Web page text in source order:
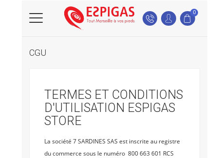
0
CGU
TERMES ET CONDITIONS
D'UTILISATION ESPIGAS
STORE
La société 7 SARDINES SAS est inscrite au registre
du commerce sous le numéro 800 663 601 RCS